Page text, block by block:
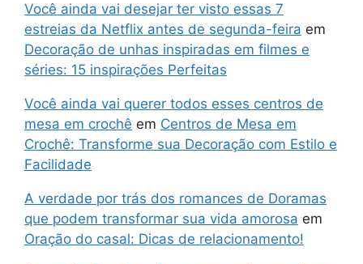
Você ainda vai desejar ter visto essas 7
estreias da Netflix antes de segunda-feira em
Decoração de unhas inspiradas em filmes e
séries: 15 inspirações Perfeitas
Você ainda vai querer todos esses centros de
mesa em crochê em Centros de Mesa em
Crochê: Transforme sua Decoração com Estilo e
Facilidade
A verdade por trás dos romances de Doramas
que podem transformar sua vida amorosa em
Oração do casal: Dicas de relacionamento!